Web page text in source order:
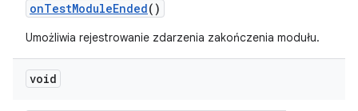
onTestModuleEnded()
Umożliwia rejestrowanie zdarzenia zakończenia modułu.
void